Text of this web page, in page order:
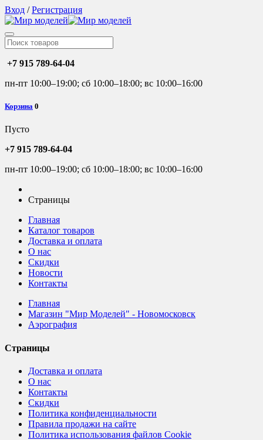
Вход /Регистрация
+7 915 789-64-04
пн-пт 10:00–19:00; сб 10:00–18:00; вс 10:00–16:00
Корзина 0
Пусто
+7 915 789-64-04
пн-пт 10:00–19:00; сб 10:00–18:00; вс 10:00–16:00
Страницы
Главная
Каталог товаров
Доставка и оплата
О нас
Скидки
Новости
Контакты
Главная
Магазин "Мир Моделей" - Новомосковск
Аэрография
Страницы
Доставка и оплата
О нас
Контакты
Скидки
Политика конфиденциальности
Правила продажи на сайте
Политика использования файлов Cookie